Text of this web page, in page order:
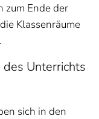
zum Ende der
Klassenräume
des Unterrichts
sich in den